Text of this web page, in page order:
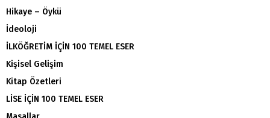
Hikaye – Öykü
İdeoloji
İLKÖĞRETİM İÇİN 100 TEMEL ESER
Kişisel Gelişim
Kitap Özetleri
LİSE İÇİN 100 TEMEL ESER